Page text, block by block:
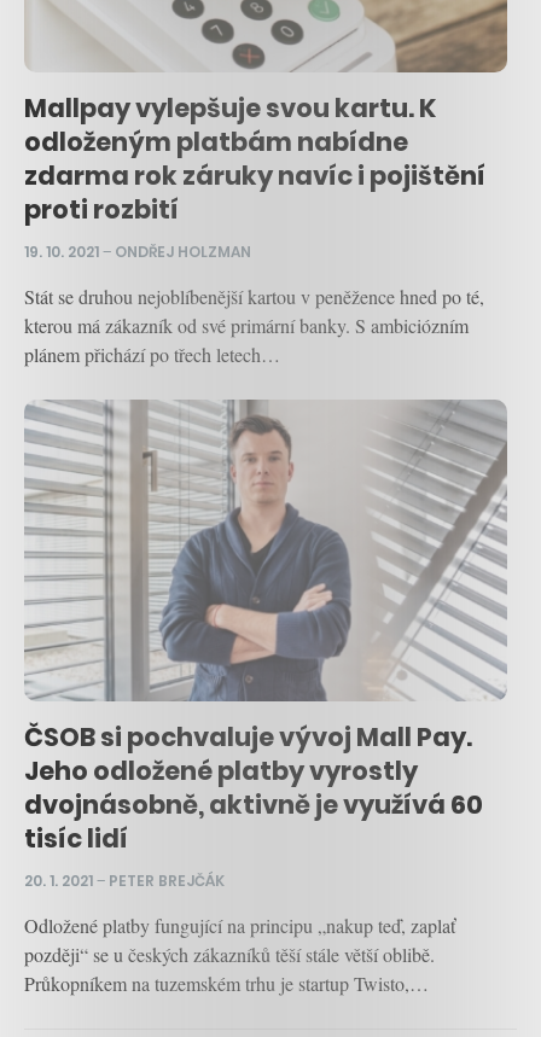
Mallpay vylepšuje svou kartu. K
odloženým platbám nabídne
zdarma rok záruky navíc i pojištění
proti rozbití
19. 10. 2021– ONDŘEJ HOLZMAN
Stát se druhou nejoblíbenější kartou v peněžence hned po té,
kterou má zákazník od své primární banky. S ambiciózním
plánem přichází po třech letech…
ČSOB si pochvaluje vývoj Mall Pay.
Jeho odložené platby vyrostly
dvojnásobně, aktivně je využívá 60
tisíc lidí
20. 1. 2021– PETER BREJČÁK
Odložené platby fungující na principu „nakup teď, zaplať
později“ se u českých zákazníků těší stále větší oblibě.
Průkopníkem na tuzemském trhu je startup Twisto,…